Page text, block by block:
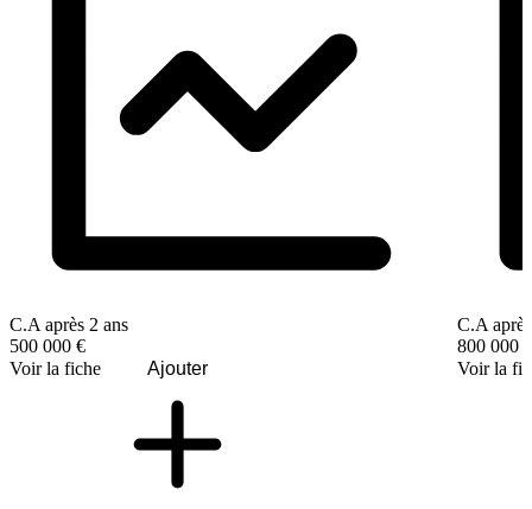
C.A après 2 ans
500 000 €
Voir la fiche
Ajouter
C.A
800 000 €
Voir la